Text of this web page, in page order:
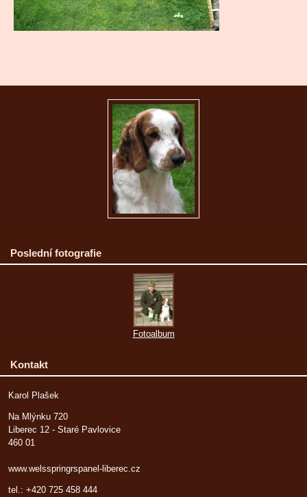
Poslední fotografie
Fotoalbum
Kontakt
Karol Plašek
Na Mlýnku 720
Liberec 12 - Staré Pavlovice
460 01
www.welsspringrspanel-liberec.cz
tel.: +420 725 458 444